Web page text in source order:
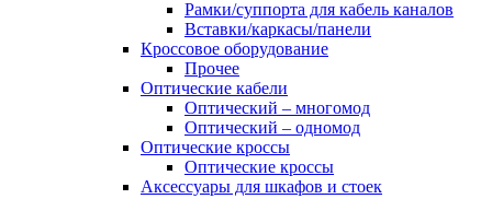
Рамки/суппорта для кабель каналов
Вставки/каркасы/панели
Кроссовое оборудование
Прочее
Оптические кабели
Оптический – многомод
Оптический – одномод
Оптические кроссы
Оптические кроссы
Аксессуары для шкафов и стоек